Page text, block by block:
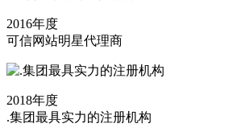
2016年度
可信网站明星代理商
2018年度
.集团最具实力的注册机构